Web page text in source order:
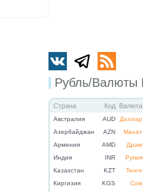
Рубль/
Страна Код Валюта
Австралия AUD Доллар
Азербайджан
AZN Манат
Армения
AMD Драм
Индия
INR Рупия
Казахстан
KZT Тенге
Киргизия
KGS Сом